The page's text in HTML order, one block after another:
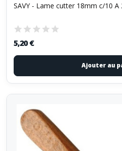
SAVY - Lame cutter 18mm c/10 A
5,20 €
Ajouter au